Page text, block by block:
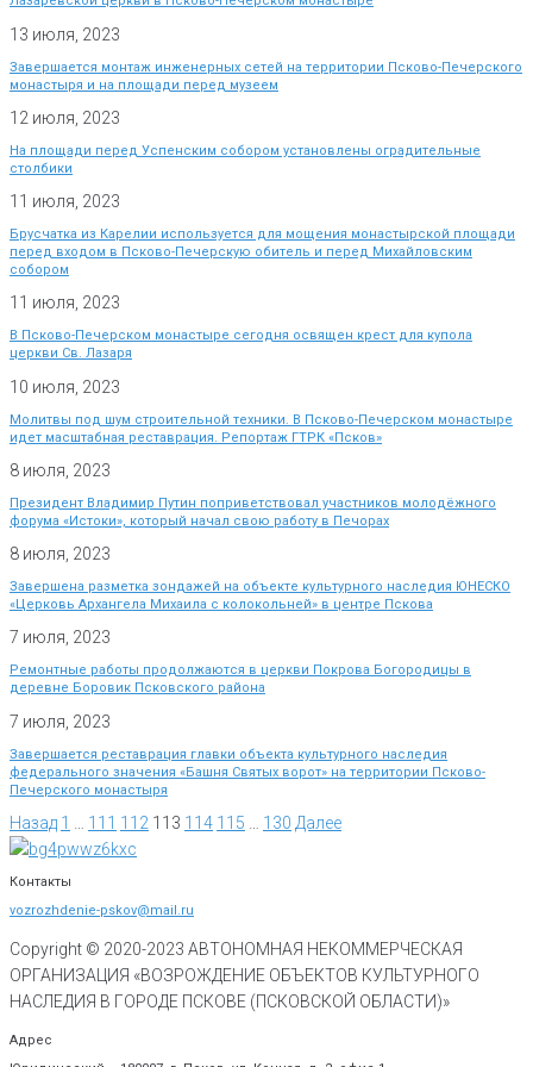
13 июля, 2023
Завершается монтаж инженерных сетей на территории Псково-Печерского
монастыря и на площади перед музеем
12 июля, 2023
На площади перед Успенским собором установлены оградительные
столбики
11 июля, 2023
Брусчатка из Карелии используется для мощения монастырской площади
перед входом в Псково-Печерскую обитель и перед Михайловским
собором
11 июля, 2023
В Псково-Печерском монастыре сегодня освящен крест для купола
церкви Св. Лазаря
10 июля, 2023
Молитвы под шум строительной техники. В Псково-Печерском монастыре
идет масштабная реставрация. Репортаж ГТРК «Псков»
8 июля, 2023
Президент Владимир Путин поприветствовал участников молодёжного
форума «Истоки», который начал свою работу в Печорах
8 июля, 2023
Завершена разметка зондажей на объекте культурного наследия ЮНЕСКО
«Церковь Архангела Михаила с колокольней» в центре Пскова
7 июля, 2023
Ремонтные работы продолжаются в церкви Покрова Богородицы в
деревне Боровик Псковского района
7 июля, 2023
Завершается реставрация главки объекта культурного наследия
федерального значения «Башня Святых ворот» на территории Псково-
Печерского монастыря
Назад 1 111 112 113 114 115 130 Далее
Контакты
vozrozhdenie-pskov@mail.ru
Copyright © 2020-2023 АВТОНОМНАЯ НЕКОММЕРЧЕСКАЯ
ОРГАНИЗАЦИЯ «ВОЗРОЖДЕНИЕ ОБЪЕКТОВ КУЛЬТУРНОГО
НАСЛЕДИЯ В ГОРОДЕ ПСКОВЕ (ПСКОВСКОЙ ОБЛАСТИ)»
Адрес